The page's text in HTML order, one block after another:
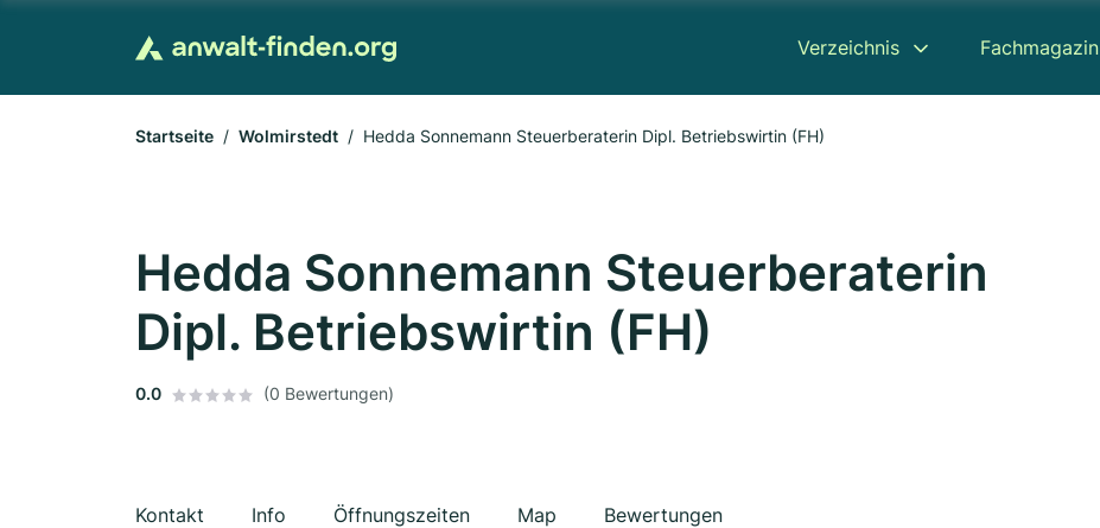
Verzeichnis Fachmagazin
Startseite Wolmirstedt Hedda Sonnemann Steuerberaterin Dipl. Betriebswirtin (FH)
Hedda Sonnemann Steuerberaterin
Dipl. Betriebswirtin (FH)
0.0 (0 Bewertungen)
Kontakt Info Öffnungszeiten Map Bewertungen